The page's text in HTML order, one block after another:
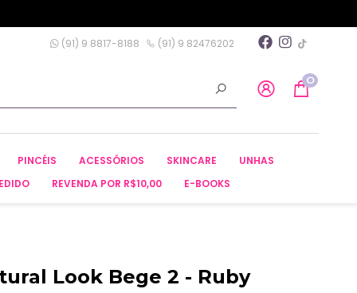
(91) 9 8817-8188 (91) 9 82476202
0
PINCÉIS ACESSÓRIOS SKINCARE
UNHAS
REVENDA POR R$10,00 E-BOOKS
Look Bege 2 - Ruby